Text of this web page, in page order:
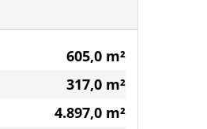
605,0 m²
317,0 m²
4.897,0 m²